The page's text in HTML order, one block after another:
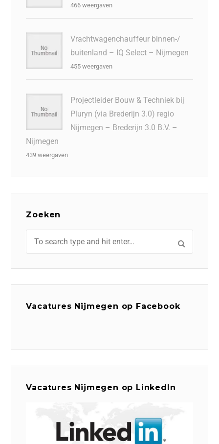
466 weergaven
Vrachtwagenchauffeur binnen-/
buitenland – IQ Select – Nijmegen
455 weergaven
Projectleider Bouw & Techniek bij
Pluryn (via Brederijn 3.0) regio
Nijmegen – Brederijn 3.0 B.V. –
Nijmegen
439 weergaven
Zoeken
Vacatures Nijmegen op Facebook
Vacatures Nijmegen op LinkedIn